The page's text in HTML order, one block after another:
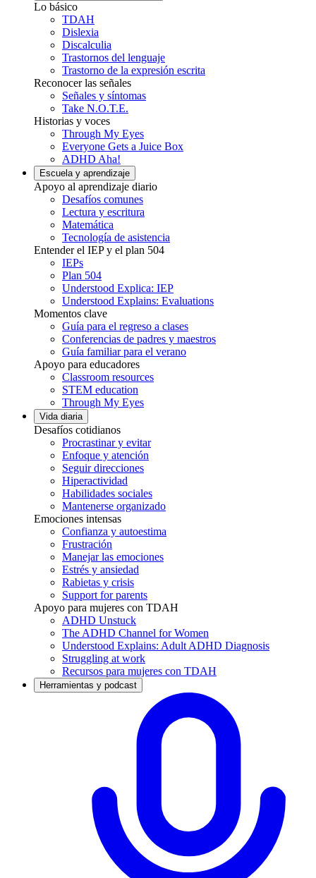
Lo básico
TDAH
Dislexia
Discalculia
Trastornos del lenguaje
Trastorno de la expresión escrita
Reconocer las señales
Señales y síntomas
Take N.O.T.E.
Historias y voces
Through My Eyes
Everyone Gets a Juice Box
ADHD Aha!
Escuela y aprendizaje
Apoyo al aprendizaje diario
Desafíos comunes
Lectura y escritura
Matemática
Tecnología de asistencia
Entender el IEP y el plan 504
IEPs
Plan 504
Understood Explica: IEP
Understood Explains: Evaluations
Momentos clave
Guía para el regreso a clases
Conferencias de padres y maestros
Guía familiar para el verano
Apoyo para educadores
Classroom resources
STEM education
Through My Eyes
Vida diaria
Desafíos cotidianos
Procrastinar y evitar
Enfoque y atención
Seguir direcciones
Hiperactividad
Habilidades sociales
Mantenerse organizado
Emociones intensas
Confianza y autoestima
Frustración
Manejar las emociones
Estrés y ansiedad
Rabietas y crisis
Support for parents
Apoyo para mujeres con TDAH
ADHD Unstuck
The ADHD Channel for Women
Understood Explains: Adult ADHD Diagnosis
Struggling at work
Recursos para mujeres con TDAH
Herramientas y podcast